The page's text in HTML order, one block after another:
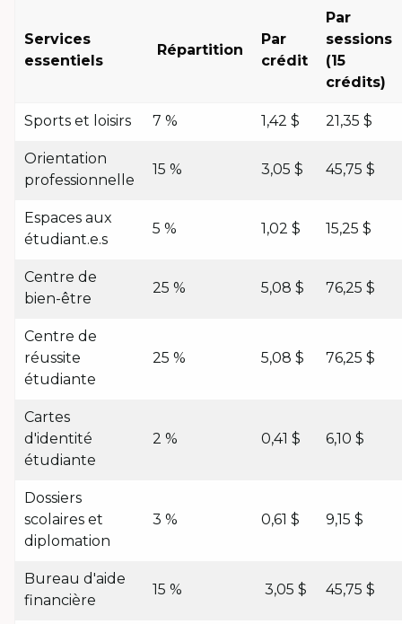
Services
essentiels
Répartition
Par
crédit
Par
sessions
(15
crédits)
Sports et loisirs 7 % 1,42 $ 21,35 $
Orientation
professionnelle
15 % 3,05 $ 45,75 $
Espaces aux
étudiant.e.s
5 % 1,02 $ 15,25 $
Centre de
bien-être
25 % 5,08 $ 76,25 $
Centre de
réussite
étudiante
25 % 5,08 $ 76,25 $
Cartes
d'identité
étudiante
2 % 0,41 $ 6,10 $
Dossiers
scolaires et
diplomation
3 % 0,61 $ 9,15 $
Bureau d'aide
financière
15 % 3,05 $ 45,75 $